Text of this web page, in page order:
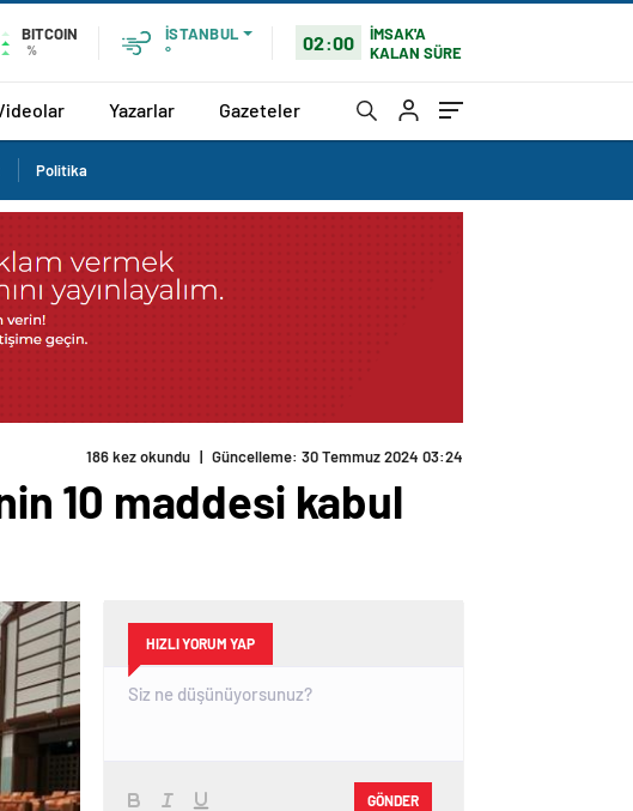
BITCOIN
%
İSTANBUL
°
02:00
İMSAK'A
KALAN SÜRE
Yazarlar Gazeteler
Politika
10 maddesi kabul
HIZLI YORUM YAP
GÖNDER